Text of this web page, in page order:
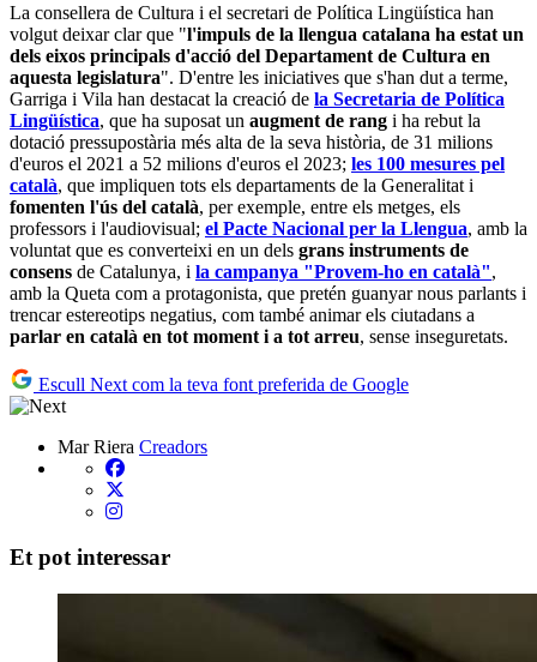
La consellera de Cultura i el secretari de Política Lingüística han
volgut deixar clar que "l'impuls de la llengua catalana ha estat un
dels eixos principals d'acció del Departament de Cultura en
aquesta legislatura". D'entre les iniciatives que s'han dut a terme,
Garriga i Vila han destacat la creació de la Secretaria de Política
Lingüística, que ha suposat un augment de rang i ha rebut la
dotació pressupostària més alta de la seva història, de 31 milions
d'euros el 2021 a 52 milions d'euros el 2023; les 100 mesures pel
català, que impliquen tots els departaments de la Generalitat i
fomenten l'ús del català, per exemple, entre els metges, els
professors i l'audiovisual; el Pacte Nacional per la Llengua, amb la
voluntat que es converteixi en un dels grans instruments de
consens de Catalunya, i la campanya "Provem-ho en català",
amb la Queta com a protagonista, que pretén guanyar nous parlants i
trencar estereotips negatius, com també animar els ciutadans a
parlar en català en tot moment i a tot arreu, sense inseguretats.
Escull Next com la teva font preferida de Google
Mar Riera Creadors
Et pot interessar